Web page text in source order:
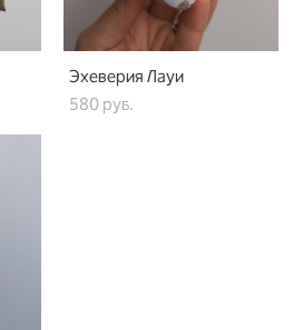
Эхеверия Лауи
580 pуб.